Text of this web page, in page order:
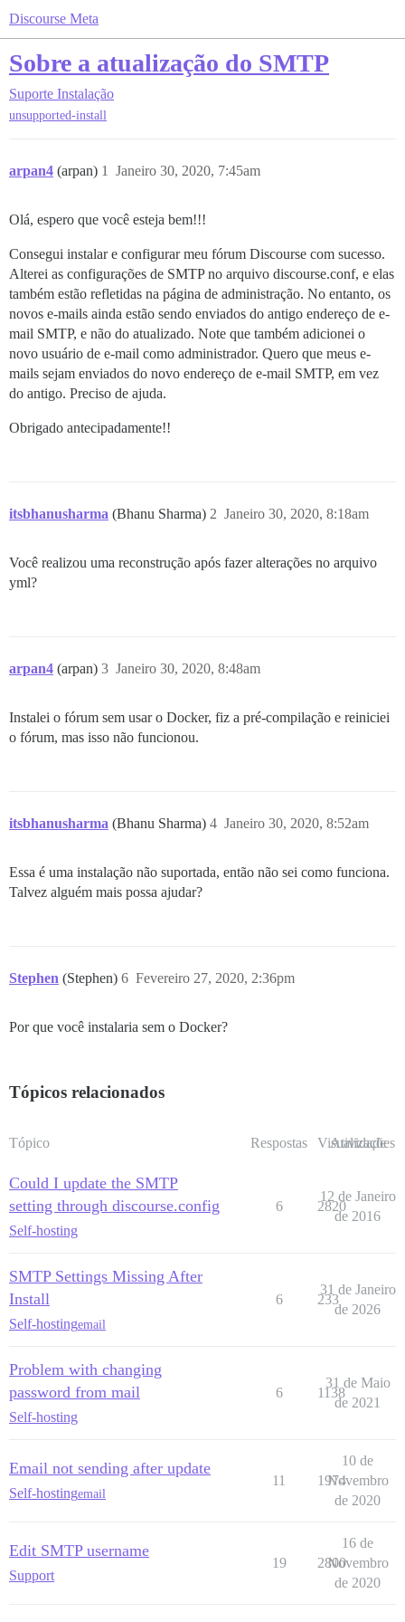
Discourse Meta
Sobre a atualização do SMTP
Suporte Instalação
unsupported-install
arpan4 (arpan) Janeiro 30, 2020, 7:45am
1
Olá, espero que você esteja bem!!!
Consegui instalar e configurar meu fórum Discourse com sucesso.
Alterei as configurações de SMTP no arquivo discourse.conf, e elas
também estão refletidas na página de administração. No entanto, os
novos e-mails ainda estão sendo enviados do antigo endereço de e-
mail SMTP, e não do atualizado. Note que também adicionei o
novo usuário de e-mail como administrador. Quero que meus e-
mails sejam enviados do novo endereço de e-mail SMTP, em vez
do antigo. Preciso de ajuda.
Obrigado antecipadamente!!
itsbhanusharma (Bhanu Sharma) Janeiro 30, 2020, 8:18am
2
Você realizou uma reconstrução após fazer alterações no arquivo
yml?
arpan4 (arpan) Janeiro 30, 2020, 8:48am
3
Instalei o fórum sem usar o Docker, fiz a pré-compilação e reiniciei
o fórum, mas isso não funcionou.
itsbhanusharma (Bhanu Sharma) Janeiro 30, 2020, 8:52am
4
Essa é uma instalação não suportada, então não sei como funciona.
Talvez alguém mais possa ajudar?
Stephen (Stephen) Fevereiro 27, 2020, 2:36pm
6
Por que você instalaria sem o Docker?
Tópicos relacionados
Tópico Respostas Visualizações
Atividade
Could I update the SMTP
setting through discourse.config
Self-hosting
6 2820
12 de Janeiro
de 2016
SMTP Settings Missing After
Install
Self-hostingemail
6 233
31 de Janeiro
de 2026
Problem with changing
password from mail
Self-hosting
6 1138
31 de Maio
de 2021
Email not sending after update
Self-hostingemail
11 1974
10 de
Novembro
de 2020
Edit SMTP username
Support
19 2800
16 de
Novembro
de 2020